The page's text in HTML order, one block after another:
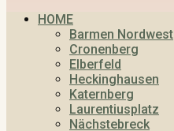
HOME
Barmen Nordwest
Cronenberg
Elberfeld
Heckinghausen
Katernberg
Laurentiusplatz
Nächstebreck